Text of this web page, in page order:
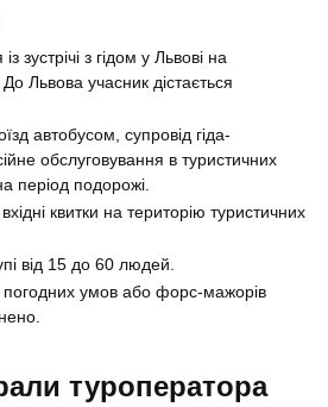
зустрічі з гідом у Львові на
Львова учасник дістається
автобусом, супровід гіда-
обслуговування в туристичних
період подорожі.
квитки на територію туристичних
від 15 до 60 людей.
погодних умов або форс-мажорів
туроператора